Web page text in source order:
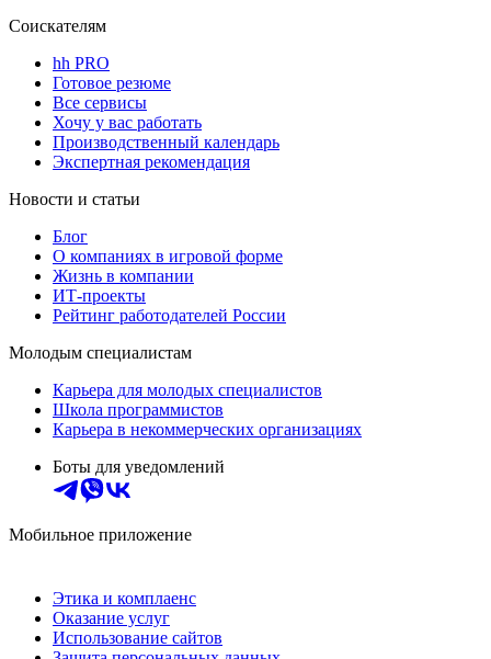
Соискателям
hh PRO
Готовое резюме
Все сервисы
Хочу у вас работать
Производственный календарь
Экспертная рекомендация
Новости и статьи
Блог
О компаниях в игровой форме
Жизнь в компании
ИТ-проекты
Рейтинг работодателей России
Молодым специалистам
Карьера для молодых специалистов
Школа программистов
Карьера в некоммерческих организациях
Боты для уведомлений
Мобильное приложение
Этика и комплаенс
Оказание услуг
Использование сайтов